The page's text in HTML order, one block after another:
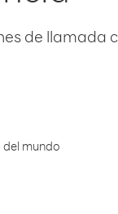
de llamada
mundo